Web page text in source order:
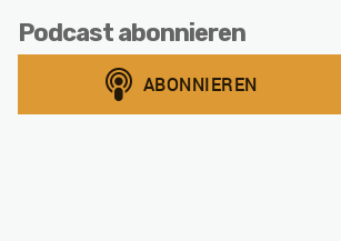
Podcast abonnieren